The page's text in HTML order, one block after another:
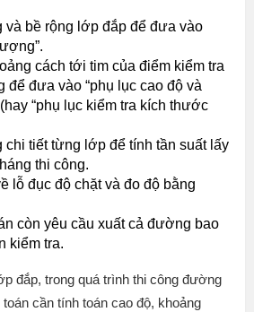
và bề rộng lớp đắp để đưa vào
cách tới tim của điểm kiểm tra
để đưa vào “phụ lục cao độ và
“phụ lục kiểm tra kích thước
chi tiết từng lớp để tính tần suất lấy
thi công.
lỗ đục độ chặt và đo độ bằng
còn yêu cầu xuất cả đường bao
kiểm tra.
đắp, trong quá trình thi công đường
cần tính toán cao độ, khoảng